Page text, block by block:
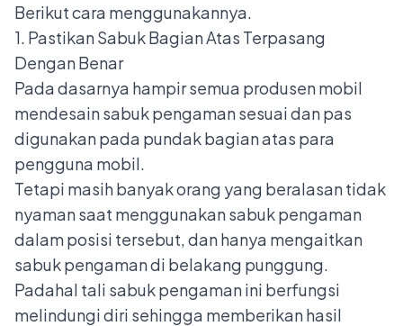
Berikut cara menggunakannya.
1. Pastikan Sabuk Bagian Atas Terpasang
Dengan Benar
Pada dasarnya hampir semua produsen mobil
mendesain sabuk pengaman sesuai dan pas
digunakan pada pundak bagian atas para
pengguna mobil.
Tetapi masih banyak orang yang beralasan tidak
nyaman saat menggunakan sabuk pengaman
dalam posisi tersebut, dan hanya mengaitkan
sabuk pengaman di belakang punggung.
Padahal tali sabuk pengaman ini berfungsi
melindungi diri sehingga memberikan hasil